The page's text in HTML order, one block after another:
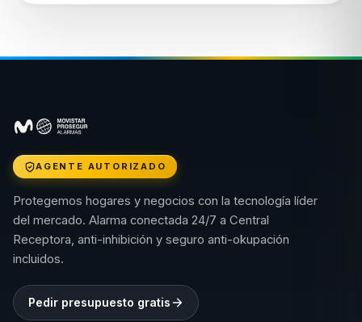
AGENTE AUTORIZADO
Protegemos hogares y negocios con la tecnología líder
del mercado. Alarma conectada 24/7 a Central
Receptora, anti-inhibición y seguro anti-okupación
incluidos.
Pedir presupuesto gratis